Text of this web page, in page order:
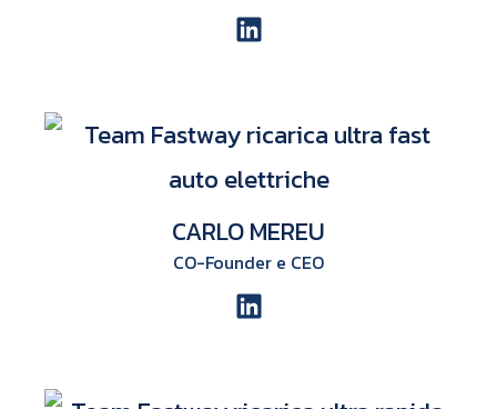
CARLO MEREU
CO-Founder e CEO